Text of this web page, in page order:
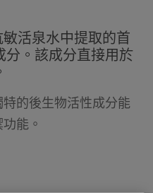
活泉水中提取的首
分。該成分直接用於
的後生物活性成分能
能。